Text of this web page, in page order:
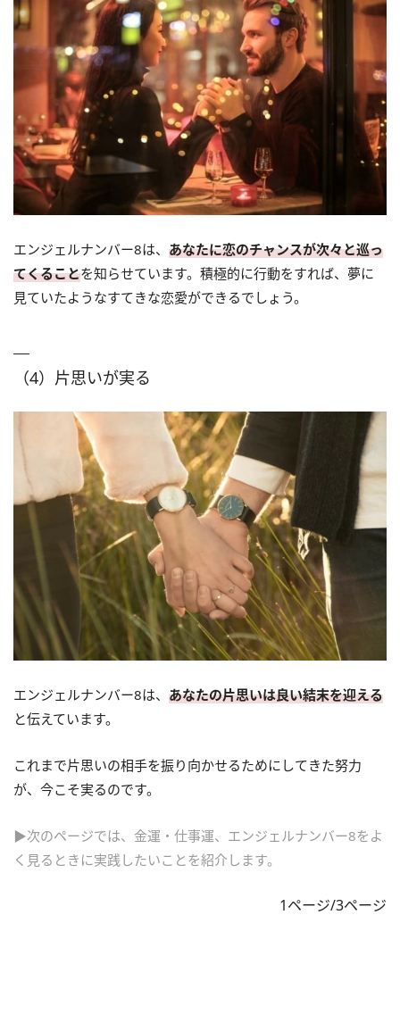
エンジェルナンバー8は、 あなたに恋のチャンスが次々と巡っ
てくることを知らせています。積極的に行動をすれば、夢に
見ていたようなすてきな恋愛ができるでしょう。
（4）片思いが実る
エンジェルナンバー8は、 あなたの片思いは良い結末を迎える
と伝えています。
これまで片思いの相手を振り向かせるためにしてきた努力
が、今こそ実るのです。
▶次のページでは、金運・仕事運、エンジェルナンバー8をよ
く見るときに実践したいことを紹介します。
1ページ/3ページ